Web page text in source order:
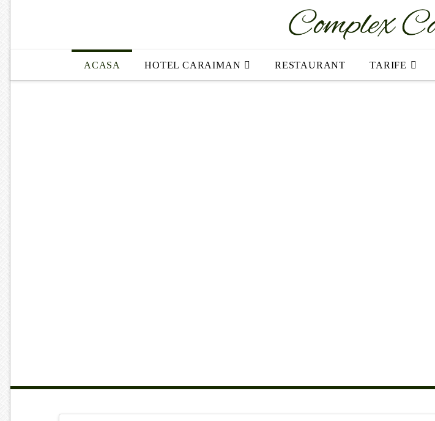
ACASA HOTEL CARAIMAN RESTAURANT TARIFE